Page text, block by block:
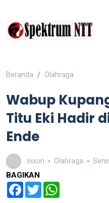
Beranda Olahraga
Wabup
Titu Eki Hadir
Ende
nixon Olahraga
BAGIKAN
Facebook
Twitter